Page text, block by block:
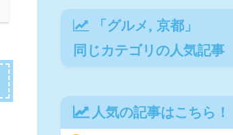
「グルメ, 京都 」
同じカテゴリの人気記事
人気の記事はこちら！